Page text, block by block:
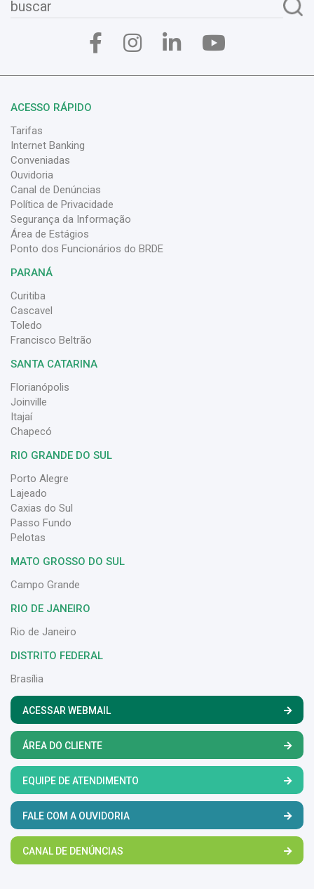
ACESSO RÁPIDO
Tarifas
Internet Banking
Conveniadas
Ouvidoria
Canal de Denúncias
Política de Privacidade
Segurança da Informação
Área de Estágios
Ponto dos Funcionários do BRDE
PARANÁ
Curitiba
Cascavel
Toledo
Francisco Beltrão
SANTA CATARINA
Florianópolis
Joinville
Itajaí
Chapecó
RIO GRANDE DO SUL
Porto Alegre
Lajeado
Caxias do Sul
Passo Fundo
Pelotas
MATO GROSSO DO SUL
Campo Grande
RIO DE JANEIRO
Rio de Janeiro
DISTRITO FEDERAL
Brasília
ACESSAR WEBMAIL
ÁREA DO CLIENTE
EQUIPE DE ATENDIMENTO
FALE COM A OUVIDORIA
CANAL DE DENÚNCIAS